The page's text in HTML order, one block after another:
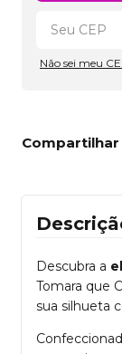
Não sei meu
Compartilhar
Descubra a
Tomara que
sua silhueta